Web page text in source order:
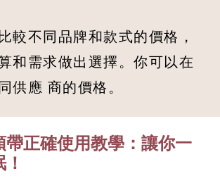
較不同品牌和款式的價格，
和需求做出選擇。你可以在
供應 商的價格。
帶正確使用教學：讓你一